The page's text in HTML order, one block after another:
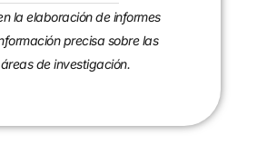
la elaboración de informes
precisa sobre las
de investigación.